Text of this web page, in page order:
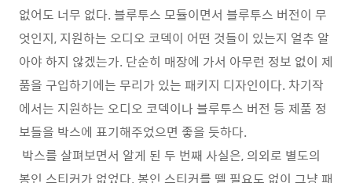
없어도 너무 없다. 블루투스 모듈이면서 블루투스 버전이 무
엇인지, 지원하는 오디오 코덱이 어떤 것들이 있는지 얼추 알
아야 하지 않겠는가. 단순히 매장에 가서 아무런 정보 없이 제
품을 구입하기에는 무리가 있는 패키지 디자인이다. 차기작
에서는 지원하는 오디오 코덱이나 블루투스 버전 등 제품 정
보들을 박스에 표기해주었으면 좋을 듯하다.
박스를 살펴보면서 알게 된 두 번째 사실은, 의외로 별도의
봉인 스티커가 없었다. 봉인 스티커를 뗄 필요도 없이 그냥 패